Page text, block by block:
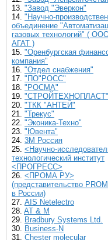
13. "Завод "Эверкон"
14. "Научно-
объединение
газовых технологий" (
АГАТ )
15. "Оренбургская
компания"
16. "Отдел снабжения"
17. "ПО"РОСС"
18. "РОСМА"
19. "СТРОЙТЕХНОПЛАСТ"
20. "ТКК "АНТЕЙ"
21. "Трекус"
22. "Эконика-Техно"
23. "Ювента"
24. 3М Россия
25. <Научно-
технологический институт
<ПРОГРЕСС>
26. <ПРОМА РУ>
(представительство
в России)
27. AIS Netelectro
28. AT & M
29. Bradbury Systems Ltd.
30. Business-N
31. Chester molecular